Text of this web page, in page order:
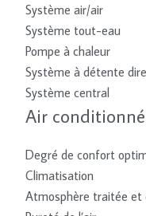
Système air/air
Système tout-eau
Pompe à chaleur
Système à détente
Système central
Air conditionné
Degré de confort
Climatisation
Atmosphère traitée et